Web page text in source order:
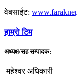
वेबसाईट:
हाम्राे टिम
अध्यक्ष/सह सम्पादक:
महेश्वर अधिकारी